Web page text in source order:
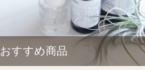
おすすめ商品